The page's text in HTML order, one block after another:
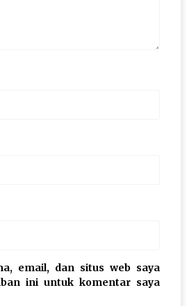
email, dan situs web saya
ini untuk komentar saya